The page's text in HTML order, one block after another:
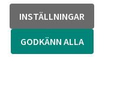
INSTÄLLNINGAR
GODKÄNN ALLA